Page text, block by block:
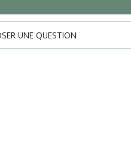
UNE QUESTION